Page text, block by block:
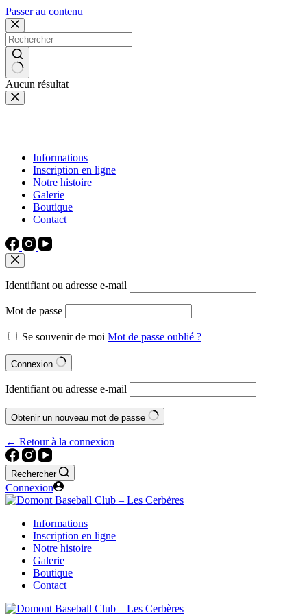
Passer au contenu
Aucun résultat
Informations
Inscription en ligne
Notre histoire
Galerie
Boutique
Contact
Identifiant ou adresse e-mail
Mot de passe
Se souvenir de moi Mot de passe oublié ?
Connexion
Identifiant ou adresse e-mail
Obtenir un nouveau mot de passe
← Retour à la connexion
Rechercher
Connexion
Informations
Inscription en ligne
Notre histoire
Galerie
Boutique
Contact